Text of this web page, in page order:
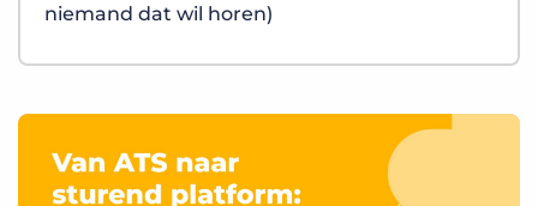
niemand dat wil horen)